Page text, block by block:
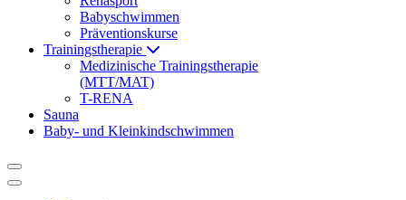
Babyschwimmen
Präventionskurse
Trainingstherapie
Medizinische Trainingstherapie
(MTT/MAT)
T-RENA
Sauna
Baby- und Kleinkindschwimmen